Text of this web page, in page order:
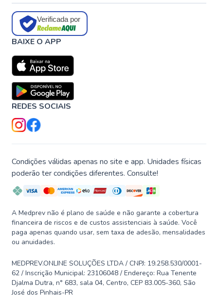
Verificada por
BAIXE O APP
REDES SOCIAIS
Condições válidas apenas no site e app. Unidades físicas
poderão ter condições diferentes. Consulte!
A Medprev não é plano de saúde e não garante a cobertura
financeira de riscos e de custos assistenciais à saúde. Você
paga apenas quando usar, sem taxa de adesão, mensalidades
ou anuidades.
MEDPREV.ONLINE SOLUÇÕES LTDA / CNPJ: 19.258.530/0001-
62 / Inscrição Municipal: 23106048 / Endereço: Rua Tenente
Djalma Dutra, n° 683, sala 04, Centro, CEP 83.005-360, São
José dos Pinhais-PR